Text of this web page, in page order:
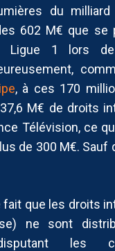
du milliard
602 M€ que se
Ligue 1 lors
, à ces 170
M€ de droits
Télévision, ce
de 300 M€. Sauf
fait que les droits
ne sont
les